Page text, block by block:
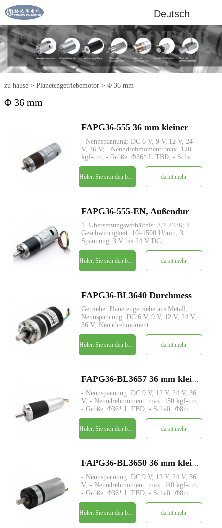
Deutsch
zu hause> Planetengetriebemotor> Φ 36 mm
Φ 36 mm
- Nennspannung: DC 6 V, 9 V, 12 V, 24
V, 36 V; - Nenndrehmoment: max. 120
kgf-cm; - Größe: Φ36* L TBD; - Schaft:
Φ8mm D-Schnitt 1mm; - Encoder:
Magnetischer Encoder; - MOQ: 500 Stk
damit mehr
1. Übersetzungsverhältnis: 3,7-3736; 2.
Geschwindigkeit: 10–1500 U/min; 3.
Spannung: 3 V bis 24 V DC;
4.Ausgangsdrehmoment: von
5kg.cm~150kg.cm; 5.
Planetengetriebestruktur mit
konzentrischer Antriebswelle; 6. Großes
damit mehr
Getriebe: Planetengetriebe aus Metall;
Nennspannung: DC 6 V, 9 V, 12 V, 24 V,
36 V; Nenndrehmoment:
Kundenspezifisch bis zu 100 kgf-cm;
Nennausgangsleistung: Benutzerdefiniert
bis zu 35 W; Größe: Φ36* L TBD;
Schaftdurchmesser: Ø8 / Ø10 mm
damit mehr
- Nennspannung: DC 9 V, 12 V, 24 V, 36
V; - Nenndrehmoment: max. 150 kgf-cm;
- Größe: Φ36* L TBD; - Schaft: Φ8mm
D-Schnitt 1mm; - Steuerung: Eingebauter
Treiber / W-Hallsensor; - MOQ: 500 Stk
damit mehr
- Nennspannung: DC 9 V, 12 V, 24 V, 36
V; - Nenndrehmoment: max. 140 kgf-cm;
- Größe: Φ36* L TBD; - Schaft: Φ8mm
D-Schnitt 1mm; - Steuerung: Eingebaute
Treiberplatine mit Hallsensoren; - MOQ:
500 Stk
damit mehr